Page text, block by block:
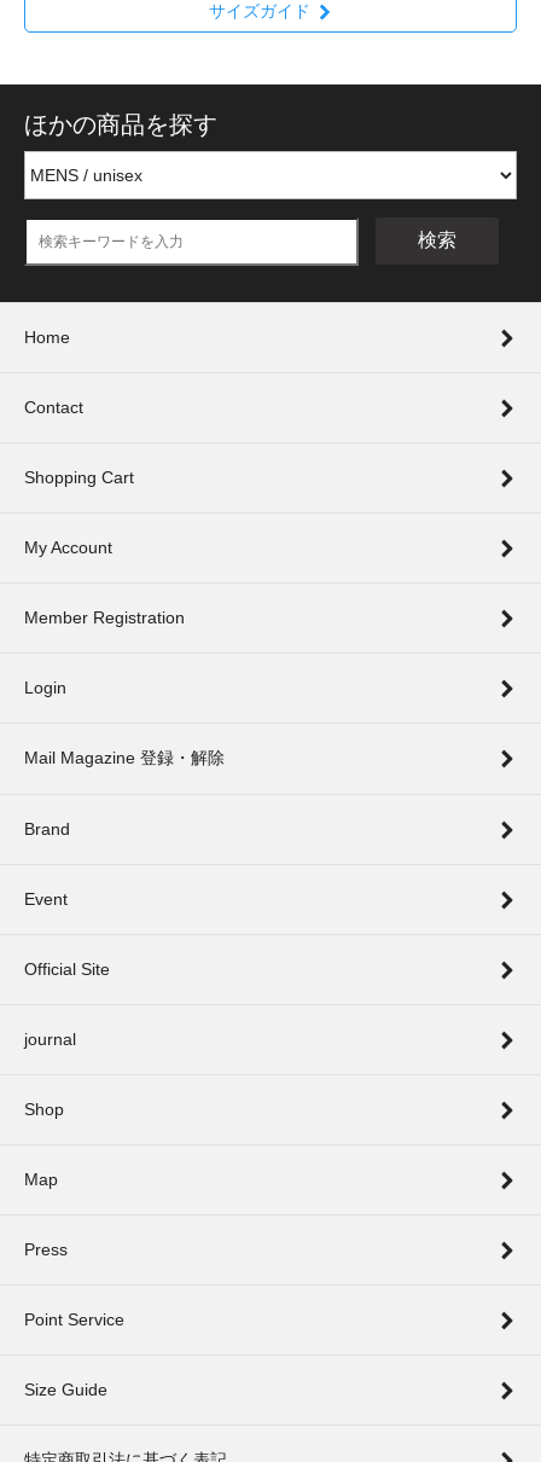
サイズガイド
ほかの商品を探す
検索
Home
Contact
Shopping Cart
My Account
Member Registration
Login
Mail Magazine 登録・解除
Brand
Event
Official Site
journal
Shop
Map
Press
Point Service
Size Guide